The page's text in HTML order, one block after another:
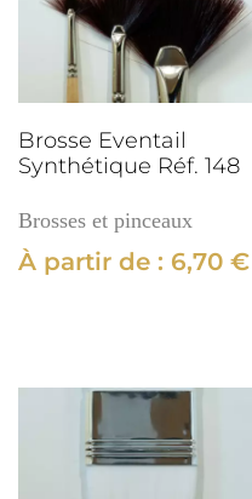
Brosse Eventail
Synthétique Réf. 148
Brosses et pinceaux
À partir de : 6,70 €